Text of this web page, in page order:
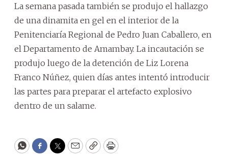
La semana pasada también se produjo el hallazgo
de una dinamita en gel en el interior de la
Penitenciaría Regional de Pedro Juan Caballero, en
el Departamento de Amambay. La incautación se
produjo luego de la detención de Liz Lorena
Franco Núñez, quien días antes intentó introducir
las partes para preparar el artefacto explosivo
dentro de un salame.
WhatsApp
Facebook
Twitter
EmailCopyPrint